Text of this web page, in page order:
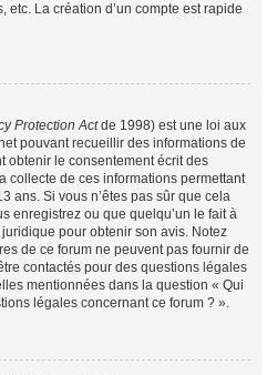
etc. La création d’un compte est rapide
Protection Actde 1998) est une loi aux
pouvant recueillir des informations de
obtenir le consentement écrit des
collecte de ces informations permettant
ans. Si vous n’êtes pas sûr que cela
enregistrez ou que quelqu’un le fait à
pour obtenir son avis. Notez
de ce forum ne peuvent pas fournir de
contactés pour des questions légales
mentionnées dans la question « Qui
légales concernant ce forum ? ».